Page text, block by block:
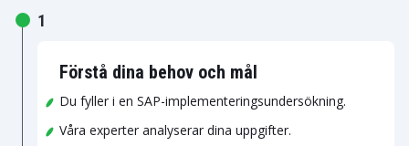
Förstå dina behov och mål
Du fyller i en SAP-implementeringsundersökning.
Våra experter analyserar dina uppgifter.
1